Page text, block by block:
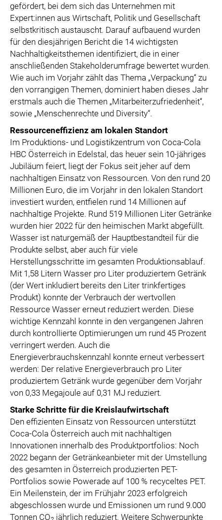
gefördert, bei dem sich das Unternehmen mit
Expert:innen aus Wirtschaft, Politik und Gesellschaft
selbstkritisch austauscht. Darauf aufbauend wurden
für den diesjährigen Bericht die 14 wichtigsten
Nachhaltigkeitsthemen identifiziert, die in einer
anschließenden Stakeholderumfrage bewertet wurden.
Wie auch im Vorjahr zählt das Thema „Verpackung“ zu
den vorrangigen Themen, dominiert haben dieses Jahr
erstmals auch die Themen „Mitarbeiterzufriedenheit“,
sowie „Menschenrechte und Diversity“.
Ressourceneffizienz am lokalen Standort
Im Produktions- und Logistikzentrum von Coca-Cola
HBC Österreich in Edelstal, das heuer sein 10-jähriges
Jubiläum feiert, liegt der Fokus seit jeher auf dem
nachhaltigen Einsatz von Ressourcen. Von den rund 20
Millionen Euro, die im Vorjahr in den lokalen Standort
investiert wurden, entfielen rund 14 Millionen auf
nachhaltige Projekte. Rund 519 Millionen Liter Getränke
wurden hier 2022 für den heimischen Markt abgefüllt.
Wasser ist naturgemäß der Hauptbestandteil für die
Produkte selbst, aber auch für viele
Herstellungsschritte im gesamten Produktionsablauf.
Mit 1,58 Litern Wasser pro Liter produziertem Getränk
(der Wert inkludiert bereits den Liter trinkfertiges
Produkt) konnte der Verbrauch der wertvollen
Ressource Wasser erneut reduziert werden. Diese
wichtige Kennzahl konnte in den vergangenen Jahren
durch kontrollierte Optimierungen um rund 45 Prozent
verringert werden. Auch die
Energieverbrauchskennzahl konnte erneut verbessert
werden: Der relative Energieverbrauch pro Liter
produziertem Getränk wurde gegenüber dem Vorjahr
von 0,33 Megajoule auf 0,31 MJ reduziert.
Starke Schritte für die Kreislaufwirtschaft
Den effizienten Einsatz von Ressourcen unterstützt
Coca-Cola Österreich auch mit nachhaltigen
Innovationen innerhalb des Produktportfolios: Noch
2022 begann der Getränkeanbieter mit der Umstellung
des gesamten in Österreich produzierten PET-
Portfolios sowie Powerade auf 100 % recyceltes PET.
Ein Meilenstein, der im Frühjahr 2023 erfolgreich
abgeschlossen wurde und Emissionen um rund 9.000
Tonnen CO
jährlich reduziert. Weitere Schwerpunkte